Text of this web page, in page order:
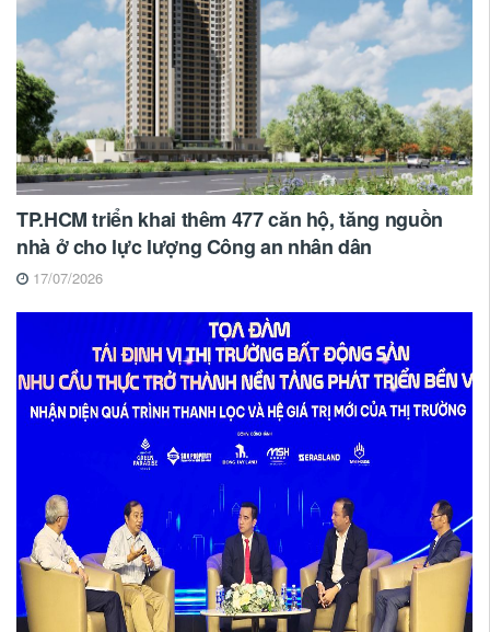
TP.HCM triển khai thêm 477 căn hộ, tăng nguồn
nhà ở cho lực lượng Công an nhân dân
17/07/2026